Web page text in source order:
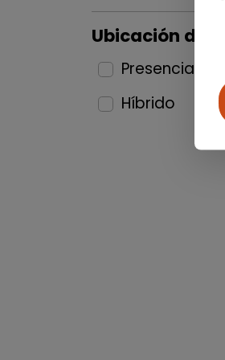
Ubicación del
Presencial
Híbrido